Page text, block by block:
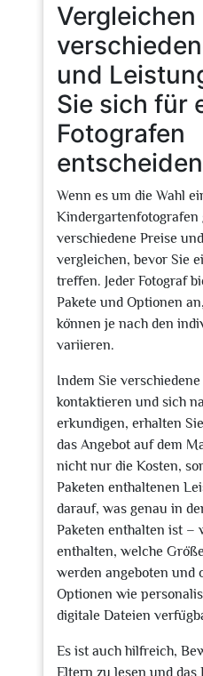
Vergleichen
und
Sie sich für
Fotografen
Wenn es um die Wahl
Kindergartenfotografen
verschiedene Preise
vergleichen, bevor Sie
treffen. Jeder Fotograf
Pakete und Optionen
können je nach den
variieren.
Indem Sie
kontaktieren und sich
erkundigen, erhalten
das Angebot auf dem
nicht nur die Kosten,
Paketen enthaltenen
darauf, was genau in
Paketen enthalten ist –
enthalten, welche
werden angeboten und
Optionen wie
digitale Dateien
Es ist auch hilfreich,
Eltern zu lesen und das